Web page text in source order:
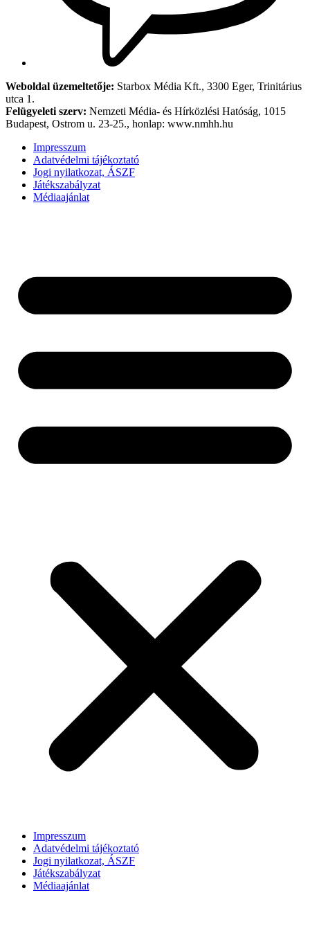
Weboldal üzemeltetője: Starbox Média Kft., 3300 Eger, Trinitárius
utca 1.
Felügyeleti szerv: Nemzeti Média- és Hírközlési Hatóság, 1015
Budapest, Ostrom u. 23-25., honlap: www.nmhh.hu
Impresszum
Adatvédelmi tájékoztató
Jogi nyilatkozat, ÁSZF
Játékszabályzat
Médiaajánlat
Impresszum
Adatvédelmi tájékoztató
Jogi nyilatkozat, ÁSZF
Játékszabályzat
Médiaajánlat